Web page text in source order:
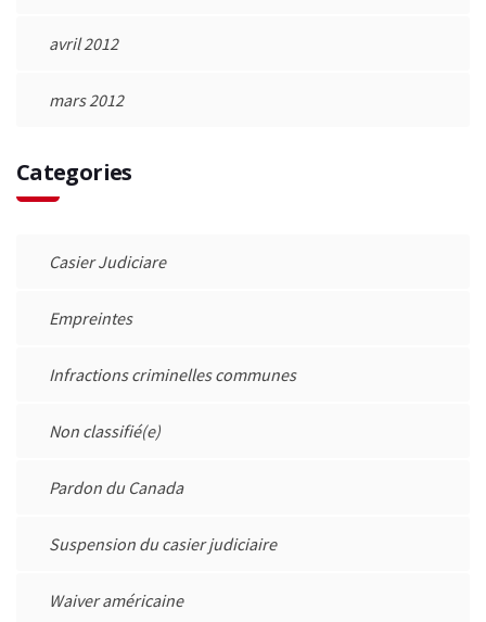
avril 2012
mars 2012
Categories
Casier Judiciare
Empreintes
Infractions criminelles communes
Non classifié(e)
Pardon du Canada
Suspension du casier judiciaire
Waiver américaine